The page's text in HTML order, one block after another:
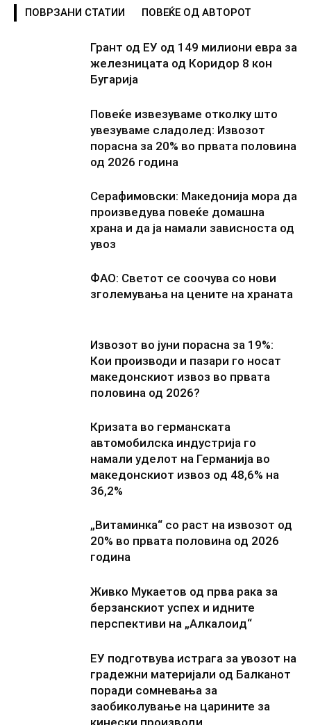
ПОВРЗАНИ СТАТИИ ПОВЕЌЕ ОД АВТОРОТ
Грант од ЕУ од 149 милиони евра за
железницата од Коридор 8 кон
Бугарија
Повеќе извезуваме отколку што
увезуваме сладолед: Извозот
порасна за 20% во првата половина
од 2026 година
Серафимовски: Македонија мора да
произведува повеќе домашна
храна и да ја намали зависноста од
увоз
ФАО: Светот се соочува со нови
зголемувања на цените на храната
Извозот во јуни порасна за 19%:
Кои производи и пазари го носат
македонскиот извоз во првата
половина од 2026?
Кризата во германската
автомобилска индустрија го
намали уделот на Германија во
македонскиот извоз од 48,6% на
36,2%
„Витаминка“ со раст на извозот од
20% во првата половина од 2026
година
Живко Мукаетов од прва рака за
берзанскиот успех и идните
перспективи на „Алкалоид“
ЕУ подготвува истрага за увозот на
градежни материјали од Балканот
поради сомневања за
заобиколување на царините за
кинески производи